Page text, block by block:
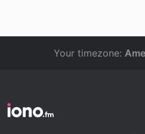
Your timezone: